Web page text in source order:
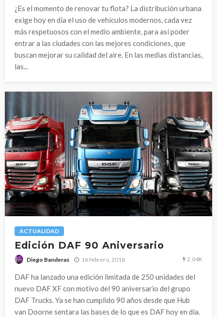
¿Es el momento de renovar tu flota? La distribución urbana
exige hoy en día el uso de vehículos modernos, cada vez
más respetuosos con el medio ambiente, para así poder
entrar a las ciudades con las mejores condiciones, que
buscan mejorar su calidad del aire. En las medias distancias,
las...
ACTUALIDAD
Edición DAF 90 Aniversario
Diego Banderas 16 febrero, 2018 2.04K
DAF ha lanzado una edición limitada de 250 unidades del
nuevo DAF XF con motivo del 90 aniversario del grupo
DAF Trucks. Ya se han cumplido 90 años desde que Hub
van Doorne sentara las bases de lo que es DAF hoy en día.